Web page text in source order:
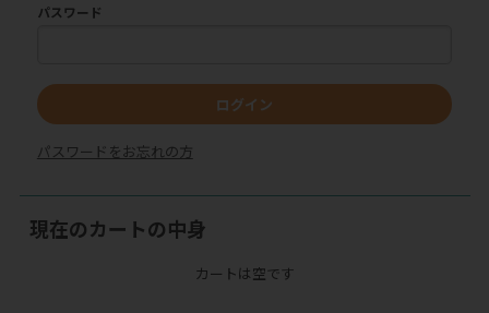
パスワード
ログイン
パスワードをお忘れの方
現在のカートの中身
カートは空です